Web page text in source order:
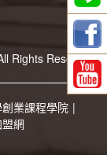
Rights Reserved
業課程學院 |
網